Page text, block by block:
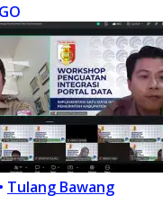
• Tulang Bawang